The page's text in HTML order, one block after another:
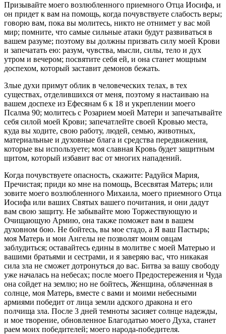
Призывайте моего возлюбленного приемного Отца Иосифа, и
он придет к вам на помощь, когда почувствуете слабость веры;
говорю вам, пока вы молитесь, никто не отнимет у вас мой
мир; помните, что самые сильные атаки будут развиваться в
вашем разуме; поэтому вы должны призвать силу моей Крови
и запечатать ею: разум, чувства, мысли, силы, тело и дух
утром и вечером; посвятите себя ей, и она станет мощным
доспехом, который заставит демонов бежать.
Злые духи примут облик в человеческих телах, в тех
существах, отделившихся от меня, поэтому я настаиваю на
вашем доспехе из Ефесянам 6 к 18 и укреплении моего
Псалма 90; молитесь с Розарием моей Матери и запечатывайте
себя силой моей Крови; запечатлейте своей Кровью места,
куда вы ходите, свою работу, людей, семью, животных,
материальные и духовные блага и средства передвижения,
которые вы используете; моя славная Кровь будет защитным
щитом, который избавит вас от многих нападений.
Когда почувствуете опасность, скажите: Радуйся Мария,
Пречистая; приди ко мне на помощь, Всесвятая Матерь; или
зовите моего возлюбленного Михаила, моего приемного Отца
Иосифа или ваших Святых вашего почитания, и они дадут
вам свою защиту. Не забывайте мою Торжествующую и
Очищающую Армию, она также поможет вам в вашем
духовном бою. Не бойтесь, вы мое стадо, а Я ваш Пастырь;
моя Матерь и мои Ангелы не позволят моим овцам
заблудиться; оставайтесь едины в молитве с моей Матерью и
вашими братьями и сестрами, и я заверяю вас, что никакая
сила зла не сможет дотронуться до вас. Битва за вашу свободу
уже началась на небесах; после моего Предостережения и Чуда
она сойдет на землю; но не бойтесь, Женщина, облаченная в
солнце, моя Матерь, вместе с вами и моими небесными
армиями победит от лица земли адского дракона и его
полчища зла. После 3 дней темноты засияет солнце надежды,
и мое творение, обновленное Благодатью моего Духа, станет
раем моих победителей; моего народа-победителя.